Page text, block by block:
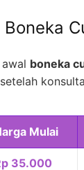
boneka
Mulai
35.000